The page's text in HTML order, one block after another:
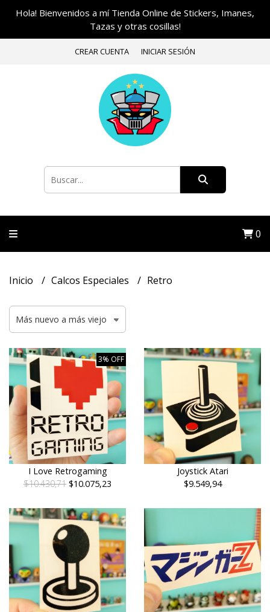
Hola! Bienvenidos a mí Tienda Online de Stickers, Imanes,
Tazas y otras cosillas!
CREAR CUENTA INICIAR SESIÓN
0
Inicio Calcos Especiales Retro
3% OFF
I Love Retrogaming
$10.430,71 $10.075,23
Joystick Atari
$9.549,94